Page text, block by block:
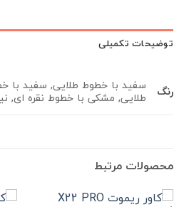
توضیحات تکمیلی
رنگ سفید با خطوط طلایی, سفید با
طلایی, مشکی با خطوط نقره ای,
محصولات مرتبط